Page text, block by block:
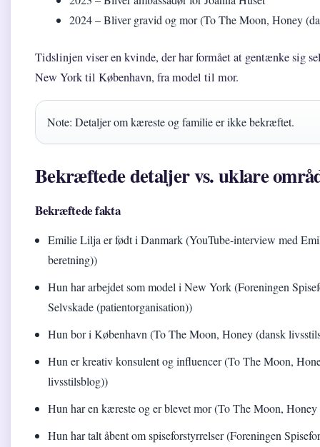
2024– Bliver gravid og mor (To The Moon, Honey
Tidslinjen viser en kvinde, der har formået at gentænke sig
New York til København, fra model til mor.
Note: Detaljer om kæreste og familie er ikke bekræftet.
Bekræftede detaljer vs. uklare
Bekræftede fakta
Emilie Lilja er født i Danmark (YouTube-interview med
beretning))
Hun har arbejdet som model i New York (Foreningen
Selvskade (patientorganisation))
Hun bor i København (To The Moon, Honey (dansk
Hun er kreativ konsulent og influencer (To The Moon,
livsstilsblog))
Hun har en kæreste og er blevet mor (To The Moon,
Hun har talt åbent om spiseforstyrrelser (Foreningen